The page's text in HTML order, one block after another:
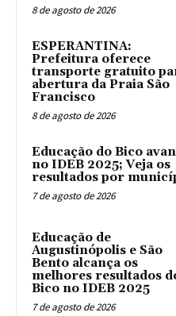
8 de agosto de 2026
ESPERANTINA:
Prefeitura oferece
transporte gratuito
abertura da Praia São
Francisco
8 de agosto de 2026
Educação do Bico
no IDEB 2025; Veja os
resultados por
7 de agosto de 2026
Educação de
Augustinópolis e São
Bento alcança os
melhores resultados
Bico no IDEB 2025
7 de agosto de 2026